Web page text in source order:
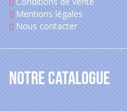
Mentions légales
Nous contacter
Notre catalogue